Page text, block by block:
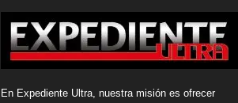
En Expediente Ultra, nuestra misión es ofrecer